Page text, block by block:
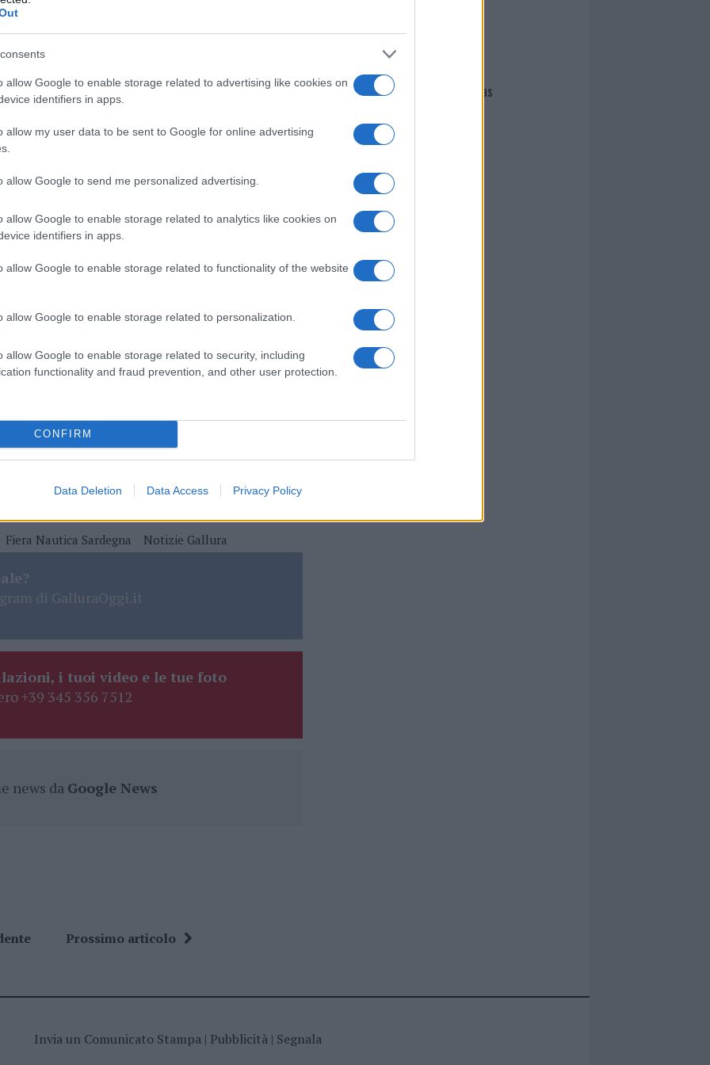
allow Google to enable storage related to advertising like cookies on
identifiers in apps.
allow my user data to be sent to Google for online advertising
allow Google to send me personalized advertising.
allow Google to enable storage related to analytics like cookies on
identifiers in apps.
allow Google to enable storage related to functionality of the website
allow Google to enable storage related to personalization.
allow Google to enable storage related to security, including
functionality and fraud prevention, and other user protection.
CONFIRM
Data Deletion Data Access Privacy Policy
gallurese
sicurezza e corrette applicazioni
. La competitività della nautica del territorio
competenze e contratti che
evitando il ricorso a forme
legata al mare. La nautica, in
in grado di coniugare attività
, formazione e occupazione, assumendo un
più dinamici della Sardegna.
cliccandoqui
nella sezioneLogindal menù del sito o
Fiera Nautica Sardegna Notizie Gallura
di GalluraOggi.it
i tuoi video e le tue foto
+39 345 356 7512
news da Google News
Prossimo articolo
Giovannimaria Cabras
Invia un Comunicato Stampa| Pubblicità| Segnala